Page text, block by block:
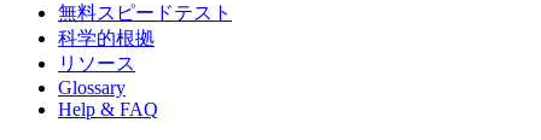
無料スピードテスト
科学的根拠
リソース
Glossary
Help & FAQ